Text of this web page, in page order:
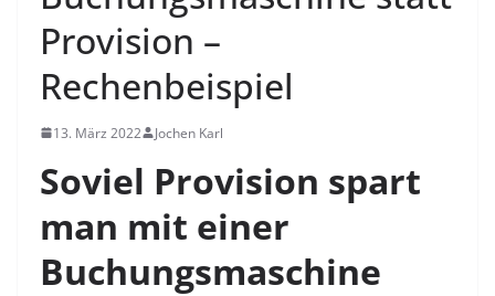
Provision –
Rechenbeispiel
13. März 2022 Jochen Karl
Soviel Provision spart
man mit einer
Buchungsmaschine